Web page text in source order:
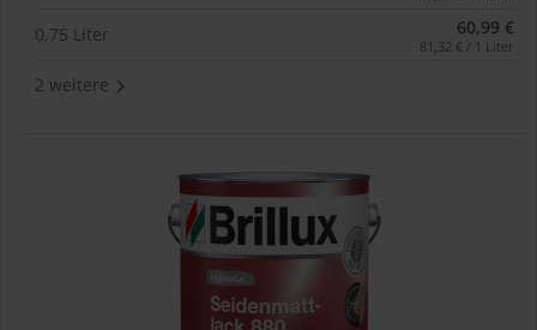
0,75 Liter 60,99 €
81,32 € / 1 Liter
2 weitere